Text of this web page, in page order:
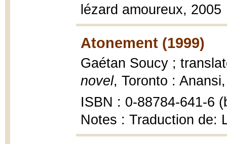
lézard amoureux, 2005
Atonement (1999)
Gaétan Soucy ;
novel, Toronto :
ISBN : 0-88784-641-6
Notes : Traduction de: